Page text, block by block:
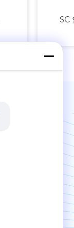
SC